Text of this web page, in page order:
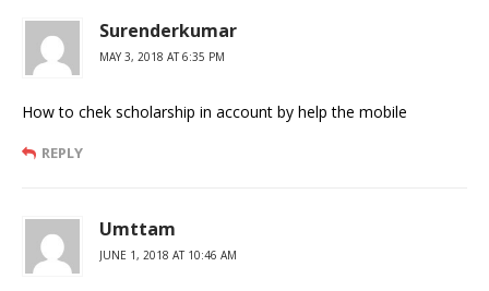
Surenderkumar
MAY 3, 2018 AT 6:35 PM
How to chek scholarship in account by help the mobile
REPLY
Umttam
JUNE 1, 2018 AT 10:46 AM